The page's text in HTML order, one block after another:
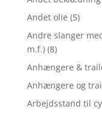
Andet olie (5)
Andre slanger
m.f.) (8)
Anhængere &
Anhængere og
Arbejdsstand til